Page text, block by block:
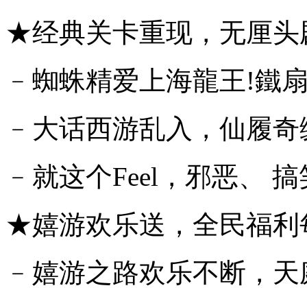
★经典关卡重现，无厘头
﹣蜘蛛精爱上海龍王!鐵
﹣大话西游乱入，仙履
﹣就这个Feel，邪恶、
★嬉游欢乐送，全民福利
﹣嬉游之路欢乐不断，